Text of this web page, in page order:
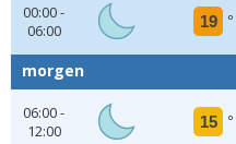
00:00 -
06:00
19 °
morgen
06:00 -
12:00
15 °